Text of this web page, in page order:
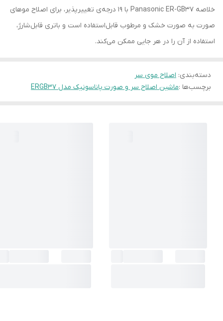
خلاصه Panasonic ER-GB37 با 19 درجه‌ی تغییرپذیر، برای اصلاح موهای
صورت به صورت خشک و مرطوب قابل‌استفاده است و باتری قابل‌شارژ،
استفاده از آن را در هر جایی ممکن می‌کند.
دسته‌بندی: اصلاح موی سر
برچسب‌ها :ماشین اصلاح سر و صورت پاناسونیک مدل ERGB37